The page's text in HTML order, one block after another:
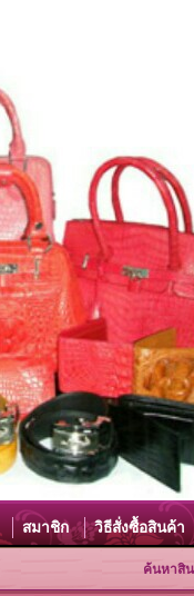
สมาชิก วิธีสั่งซื้อสินค้า
ค้นหาสิ